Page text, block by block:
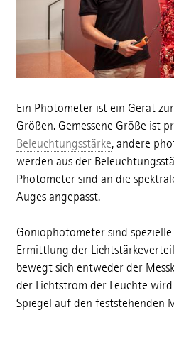
Ein Photometer ist ein Gerät
Größen. Gemessene Größe ist
Beleuchtungsstärke, andere
werden aus der
Photometer sind an die
Auges angepasst.
Goniophotometer sind
Ermittlung der
bewegt sich entweder der
der Lichtstrom der Leuchte
Spiegel auf den feststehenden